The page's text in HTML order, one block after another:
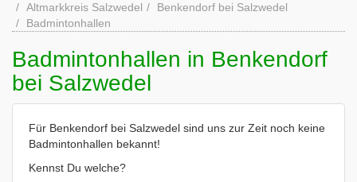
Altmarkkreis Salzwedel
Benkendorf bei Salzwedel
Badmintonhallen
Badmintonhallen in Benkendorf
bei Salzwedel
Für Benkendorf bei Salzwedel sind uns zur Zeit noch keine
Badmintonhallen bekannt!
Kennst Du welche?